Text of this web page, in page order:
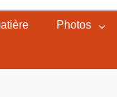
Photos